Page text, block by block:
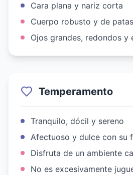
Cara plana y nariz corta
Cuerpo robusto y de
Ojos grandes, redondos y
Temperamento
Tranquilo, dócil y sereno
Afectuoso y dulce con su
Disfruta de un ambiente
No es excesivamente